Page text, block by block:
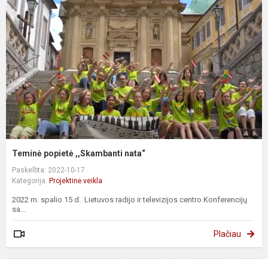
Teminė popietė ,,Skambanti nata“
Paskelbta: 2022-10-17
Kategorija: Projektinė veikla
2022 m. spalio 15 d. Lietuvos radijo ir televizijos centro Konferencijų
sa...
Plačiau